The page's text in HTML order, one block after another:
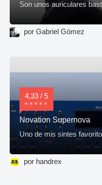
Son unos auriculares
por Gabriel Gómez
4,33 / 5
Novation Supernova
Uno de mis sintes
por handrex